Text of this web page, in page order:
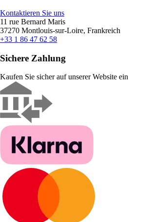
Kontaktieren Sie uns
11 rue Bernard Maris
37270 Montlouis-sur-Loire, Frankreich
+33 1 86 47 62 58
Sichere Zahlung
Kaufen Sie sicher auf unserer Website ein